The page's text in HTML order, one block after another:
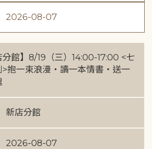
2026-08-07
分館】8/19（三）14:00-17:00 <七
>抱一束浪漫・讀一本情書・送一
新店分館
2026-08-07